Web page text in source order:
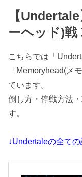
【
ーヘッド)戦
こちらでは「
「Memoryhead(メ
ています。
倒し方・停戦方法
す。
↓Undertaleの全て